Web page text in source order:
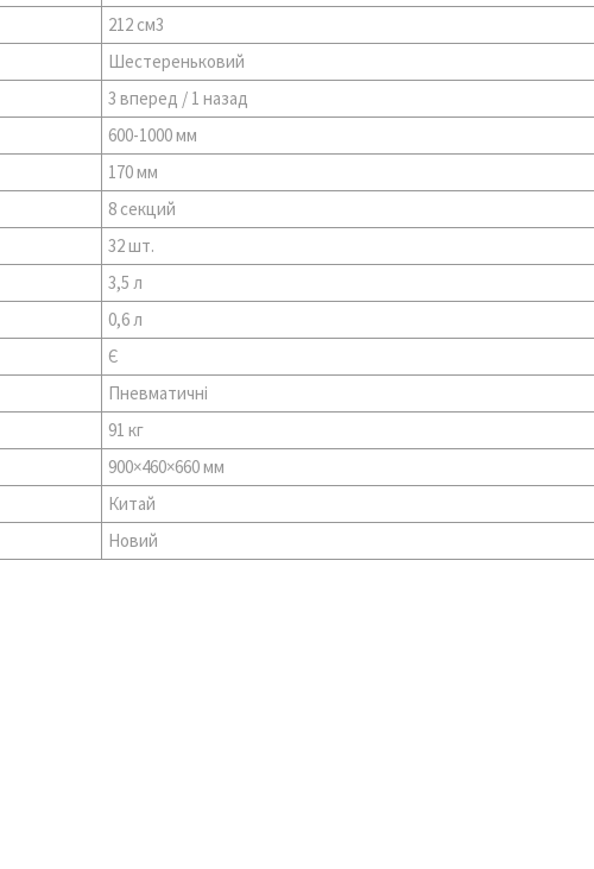
212 см3
Шестереньковий
3 вперед / 1 назад
600-1000 мм
170 мм
8 секций
32 шт.
3,5 л
0,6 л
Є
Пневматичні
91 кг
900×460×660 мм
Китай
Новий